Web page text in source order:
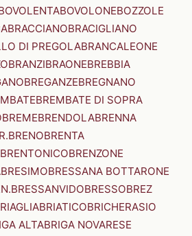
BOVOLONEBOZZOLE
BRACCIANOBRACIGLIANO
DI PREGOLABRANCALEONE
BRANZIBRAONEBREBBIA
BREGANZEBREGNANO
BREMBATE DI SOPRA
BREMEBRENDOLABRENNA
BRENOBRENTA
BRENTONICOBRENZONE
BRESIMOBRESSANA BOTTARONE
BRESSANVIDOBRESSOBREZ
BRIATICOBRICHERASIO
ALTABRIGA NOVARESE